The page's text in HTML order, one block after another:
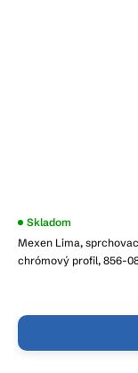
Mexen Lima,
chrómový profil, 856-
Skladom